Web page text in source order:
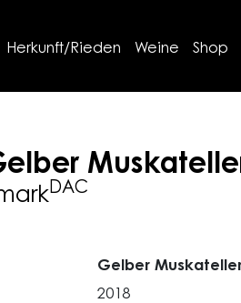
Herkunft/Rieden Weine Shop
DAC
Gelber
2018